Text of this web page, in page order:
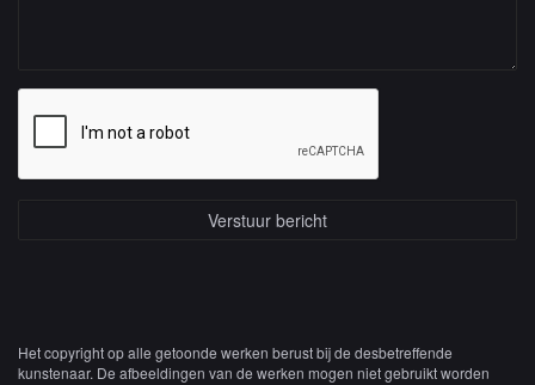
Het copyright op alle getoonde werken berust bij de desbetreffende
kunstenaar. De afbeeldingen van de werken mogen niet gebruikt worden